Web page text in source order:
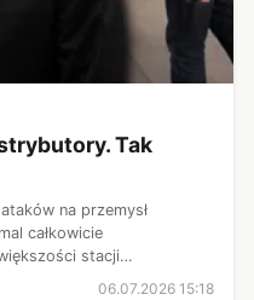
Tak
na przemysł
całkowicie
stacji
Kreml rozważa
06.07.2026 15:18